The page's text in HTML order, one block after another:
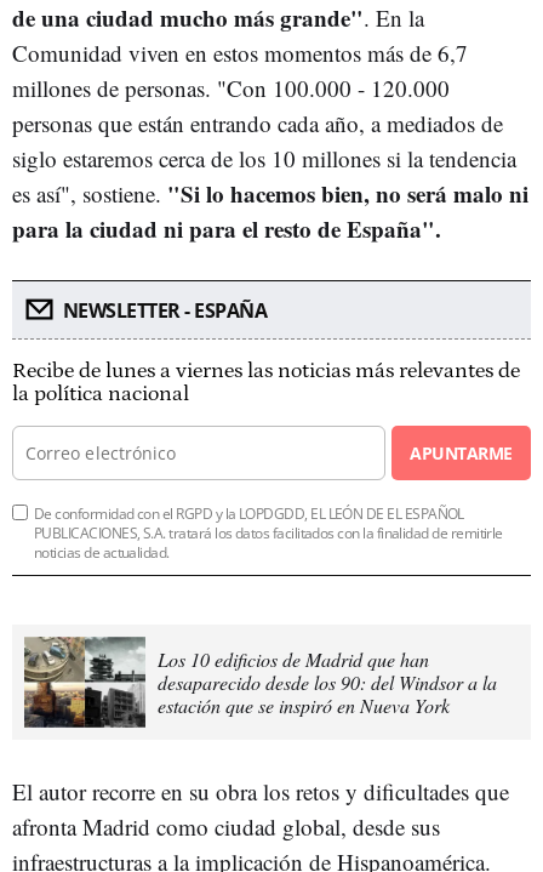
de una ciudad mucho más grande". En la
Comunidad viven en estos momentos más de 6,7
millones de personas. "Con 100.000 - 120.000
personas que están entrando cada año, a mediados de
siglo estaremos cerca de los 10 millones si la tendencia
es así", sostiene. "Si lo hacemos bien, no será malo ni
para la ciudad ni para el resto de España".
NEWSLETTER - ESPAÑA
Recibe de lunes a viernes las noticias más relevantes de
la política nacional
APUNTARME
De conformidad con el RGPD y la LOPDGDD, EL LEÓN DE EL ESPAÑOL
PUBLICACIONES, S.A. tratará los datos facilitados con la finalidad de remitirle
noticias de actualidad.
Los 10 edificios de Madrid que han
desaparecido desde los 90: del Windsor a la
estación que se inspiró en Nueva York
El autor recorre en su obra los retos y dificultades que
afronta Madrid como ciudad global, desde sus
infraestructuras a la implicación de Hispanoamérica.